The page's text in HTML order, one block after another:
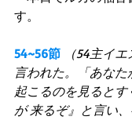
す。
54~56節
（54主イ
言われた。「あな
起こるのを見ると
が 来るぞ』と言い